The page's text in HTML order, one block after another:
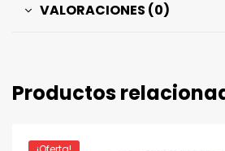
VALORACIONES (0)
Productos